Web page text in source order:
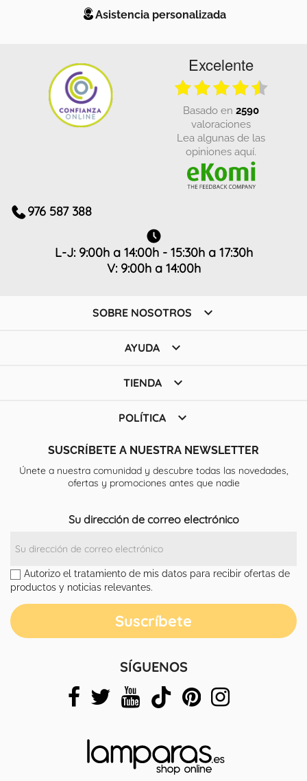
Asistencia personalizada
Excelente
basado en 2590
valoraciones
Lea algunas de las
opiniones aquí.
976 587 388
L-J: 9:00h a 14:00h - 15:30h a 17:30h
V: 9:00h a 14:00h
SOBRE NOSOTROS 
AYUDA 
TIENDA 
POLÍTICA 
SUSCRÍBETE A NUESTRA NEWSLETTER
Únete a nuestra comunidad y descubre todas las novedades,
ofertas y promociones antes que nadie
Su dirección de correo electrónico
Autorizo el tratamiento de mis datos para recibir ofertas de
productos y noticias relevantes.
SÍGUENOS